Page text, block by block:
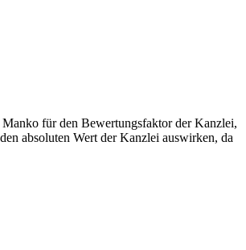
für den Bewertungsfaktor der Kanzlei,
absoluten Wert der Kanzlei auswirken, da